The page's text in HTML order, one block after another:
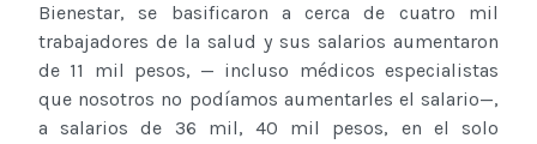
Bienestar, se basificaron a cerca de cuatro mil
trabajadores de la salud y sus salarios aumentaron
de 11 mil pesos, — incluso médicos especialistas
que nosotros no podíamos aumentarles el salario—,
a salarios de 36 mil, 40 mil pesos, en el solo